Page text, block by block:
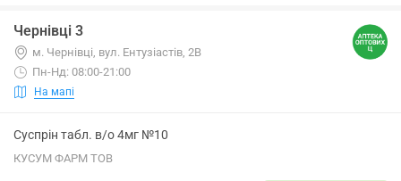
Чернівці 3
м. Чернівці, вул. Ентузіастів, 2В
Пн-Нд: 08:00-21:00
На мапі
Суспрін табл. в/о 4мг №10
КУСУМ ФАРМ ТОВ